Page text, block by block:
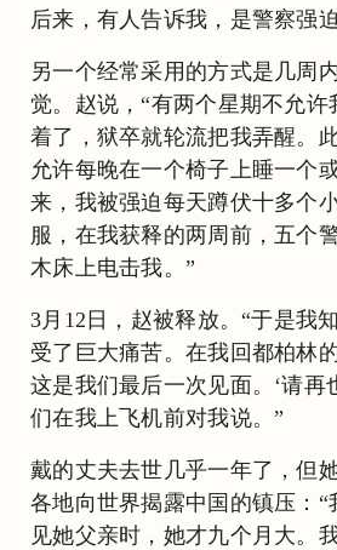
后来，有人告诉我，是警察强
另一个经常采用的方式是几周
觉。赵说，“有两个星期不允
着了，狱卒就轮流把我弄醒。
允许每晚在一个椅子上睡一个
来，我被强迫每天蹲伏十多个
服，在我获释的两周前，五个
木床上电击我。”
3月12日，赵被释放。“于是我
受了巨大痛苦。在我回都柏林
这是我们最后一次见面。‘请再
们在我上飞机前对我说。”
戴的丈夫去世几乎一年了，但
各地向世界揭露中国的镇压：“
见她父亲时，她才九个月大。